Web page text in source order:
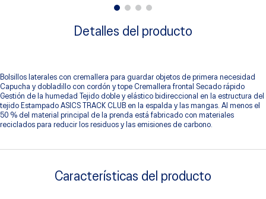
Detalles del producto
Bolsillos laterales con cremallera para guardar objetos de primera necesidad
Capucha y dobladillo con cordón y tope Cremallera frontal Secado rápido
Gestión de la humedad Tejido doble y elástico bidireccional en la estructura del
tejido Estampado ASICS TRACK CLUB en la espalda y las mangas. Al menos el
50 % del material principal de la prenda está fabricado con materiales
reciclados para reducir los residuos y las emisiones de carbono.
Características del producto